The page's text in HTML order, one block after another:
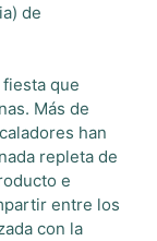
de
que
Más de
han
repleta de
e
entre los
con la